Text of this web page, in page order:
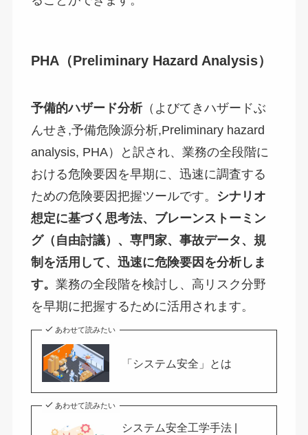
PHA（Preliminary Hazard Analysis）
予備的ハザード分析（よびてきハザードぶ
んせき,予備危険源分析,Preliminary hazard
analysis, PHA）と訳され、業務の全段階に
おける危険要因を早期に、迅速に調査する
ための危険要因把握ツールです。
シナリオ
想定に基づく思考法、ブレーンストーミン
グ（自由討議）、専門家、事故データ、規
制を活用して、迅速に危険要因を分析しま
す。 業務の全段階を検討し、高リスク分野
を早期に把握するために活用されます。
あわせて読みたい
「システム安全」とは
あわせて読みたい
システム安全工学手法 |